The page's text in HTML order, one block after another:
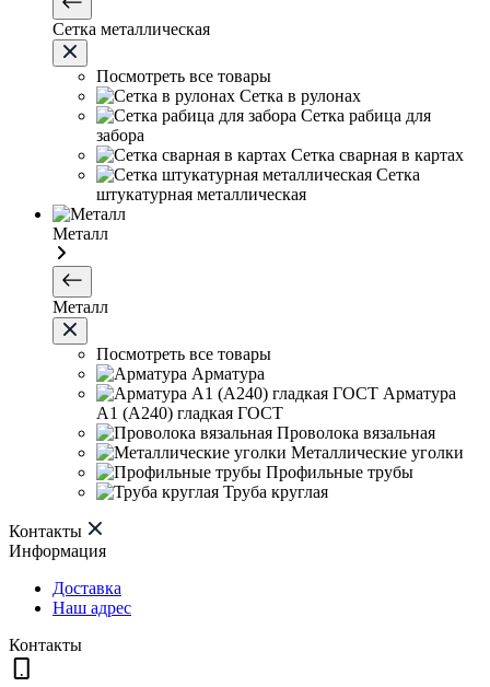
Сетка металлическая
Посмотреть все товары
Сетка в рулонах
Сетка рабица для
забора
Сетка сварная в картах
Сетка
штукатурная металлическая
Металл
Металл
Посмотреть все товары
Арматура
Арматура
А1 (А240) гладкая ГОСТ
Проволока вязальная
Металлические уголки
Профильные трубы
Труба круглая
Контакты
Информация
Доставка
Наш адрес
Контакты